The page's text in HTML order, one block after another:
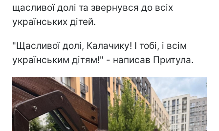
щасливої долі та звернувся до всіх
українських дітей.
"Щасливої долі, Калачику! І тобі, і всім
українським дітям!" - написав Притула.